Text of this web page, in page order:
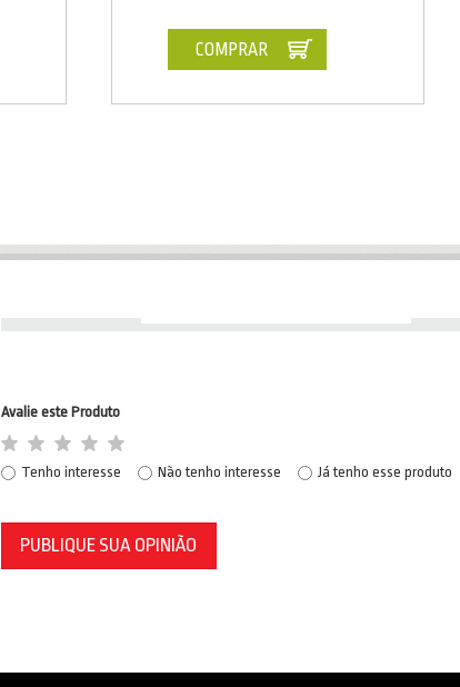
COMPRAR
Avalie este Produto
Tenho interesse Não tenho interesse Já tenho esse produto
PUBLIQUE SUA OPINIÃO